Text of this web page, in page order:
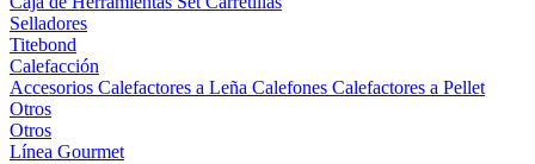
Selladores
Titebond
Calefacción
Accesorios Calefactores a Leña Calefones Calefactores a Pellet
Otros
Otros
Línea Gourmet